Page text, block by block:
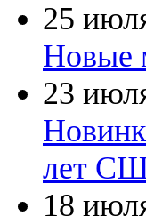
25
Новые
23
лет
18